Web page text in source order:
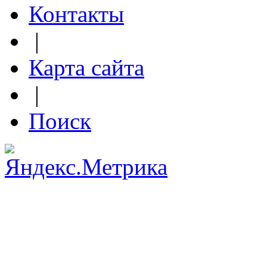
Контакты
|
Карта сайта
|
Поиск